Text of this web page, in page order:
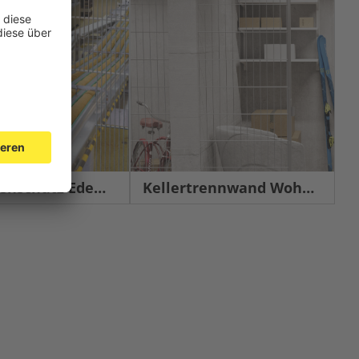
Edelstahl Kellertrennwand Wohnbau